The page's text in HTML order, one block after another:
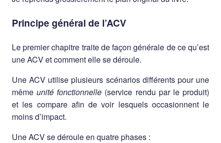
Principe général de l’ACV
Le premier chapitre traite de façon générale de ce qu’est
une ACV et comment elle se déroule.
Une ACV utilise plusieurs scénarios différents pour une
mêmeunité fonctionnelle (service rendu par le produit)
et les compare afin de voir lesquels occasionnent le
moins d’impact.
Une ACV se déroule en quatre phases :